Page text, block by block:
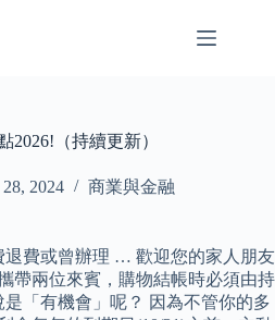
2026!（持續更新）
2024 商業與金融
退費或曾辦理 … 歡迎您的家人朋友
帶兩位來賓，購物結帳時必須由持
「有機會」呢？ 因為不管你的多